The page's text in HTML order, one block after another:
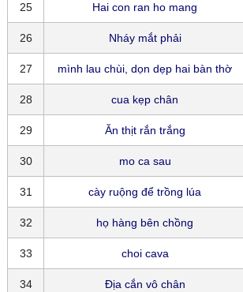
25 Hai con ran ho mang
26 Nháy mắt phải
27 mình lau chùi, dọn dẹp hai bàn thờ
28 cua kẹp chân
29 Ăn thịt rắn trắng
30 mo ca sau
31 cày ruộng để trồng lúa
32 họ hàng bên chồng
33 choi cava
34 Địa cắn vô chân